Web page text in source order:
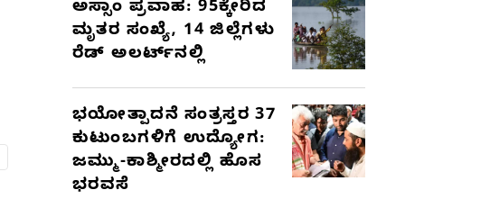
ಅಸ್ಸಾಂ ಪ್ರವಾಹ: 95ಕ್ಕೇರಿದ
ಮೃತರ ಸಂಖ್ಯೆ, 14 ಜಿಲ್ಲೆಗಳು
ರೆಡ್ ಅಲರ್ಟ್‌ನಲ್ಲಿ
ಭಯೋತ್ಪಾದನೆ ಸಂತ್ರಸ್ತರ 37
ಕುಟುಂಬಗಳಿಗೆ ಉದ್ಯೋಗ:
ಜಮ್ಮು-ಕಾಶ್ಮೀರದಲ್ಲಿ ಹೊಸ
ಭರವಸೆ